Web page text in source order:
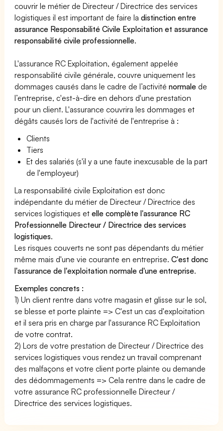
couvrir le métier de Directeur / Directrice des services
logistiques il est important de faire ladistinction entre
assurance Responsabilité Civile Exploitation et assurance
responsabilité civile professionnelle.
L'assurance RC Exploitation, également appelée
responsabilité civile générale, couvre uniquement les
dommages causés dans le cadre de l’activiténormale de
l’entreprise, c'est-à-dire en dehors d'une prestation
pour un client. L'assurance couvrira les dommages et
dégâts causés lors de l'activité de l'entreprise à :
Clients
Tiers
Et des salariés (s'il y a une faute inexcusable de la part
de l'employeur)
La responsabilité civile Exploitation est donc
indépendante du métier de Directeur / Directrice des
services logistiques etelle complète l'assurance RC
Professionnelle Directeur / Directrice des services
logistiques.
Les risques couverts ne sont pas dépendants du métier
même mais d'une vie courante en entreprise.C'est donc
l'assurance de l'exploitation normale d'une entreprise.
Exemples concrets :
1) Un client rentre dans votre magasin et glisse sur le sol,
se blesse et porte plainte => C'est un cas d'exploitation
et il sera pris en charge par l'assurance RC Exploitation
de votre contrat.
2) Lors de votre prestation de Directeur / Directrice des
services logistiques vous rendez un travail comprenant
des malfaçons et votre client porte plainte ou demande
des dédommagements => Cela rentre dans le cadre de
votre assurance RC professionnelle Directeur /
Directrice des services logistiques.